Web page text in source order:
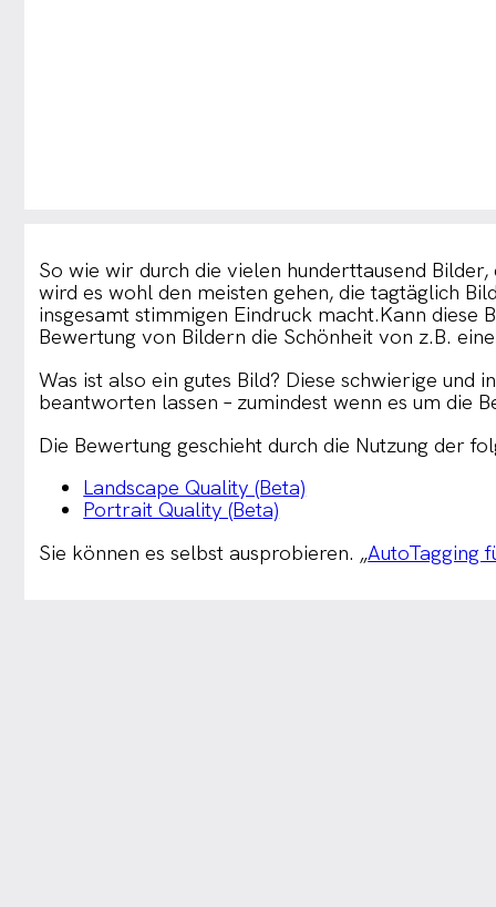
So wie wir durch die vielen hunderttausend
wird es wohl den meisten gehen, die tagtäglich
insgesamt stimmigen Eindruck macht.Kann diese
Bewertung von Bildern die Schönheit von z.B.
Was ist also ein gutes Bild? Diese schwierige und
beantworten lassen – zumindest wenn es um die
Die Bewertung geschieht durch die Nutzung der
Landscape Quality (Beta)
Portrait Quality (Beta)
Sie können es selbst ausprobieren. „AutoTagging